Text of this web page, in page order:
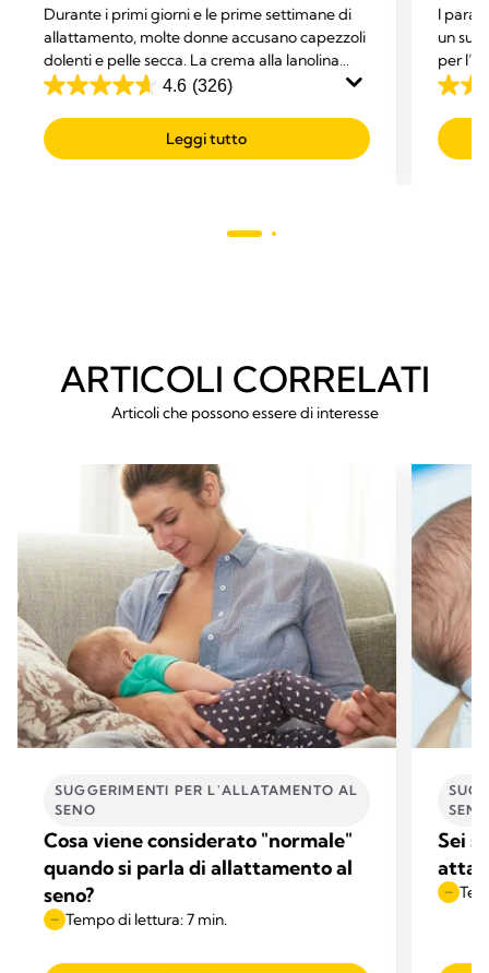
Durante i primi giorni e le prime settimane di
allattamento, molte donne accusano capezzoli
dolenti e pelle secca. La crema alla lanolina
Purelan™ offre un rapido sollievo per capezzoli
4.6 (326)
4.6
su
5
Leggi tutto
I
un
per
4.6
su
5
ARTICOLI CORRELATI
Articoli che possono essere di interesse
SUGGERIMENTI PER L'ALLATAMENTO AL
SENO
Cosa viene considerato "normale"
quando si parla di allattamento al
seno?
Tempo di lettura: 7 min.
SENO
Sei